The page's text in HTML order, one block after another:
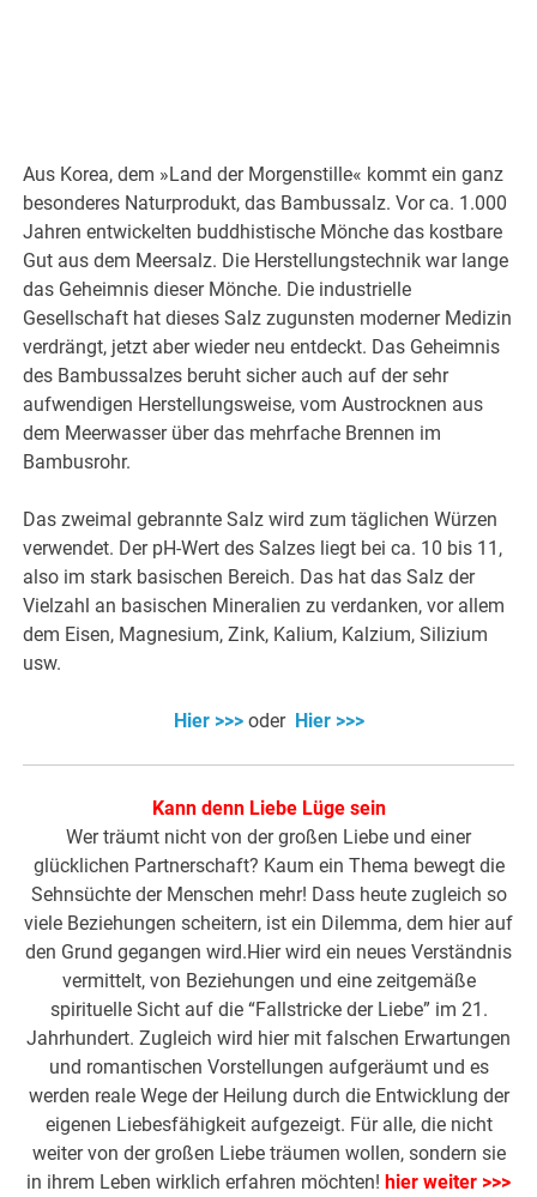
Aus Korea, dem »Land der Morgenstille« kommt ein ganz
besonderes Naturprodukt, das Bambussalz. Vor ca. 1.000
Jahren entwickelten buddhistische Mönche das kostbare
Gut aus dem Meersalz. Die Herstellungstechnik war lange
das Geheimnis dieser Mönche. Die industrielle
Gesellschaft hat dieses Salz zugunsten moderner Medizin
verdrängt, jetzt aber wieder neu entdeckt. Das Geheimnis
des Bambussalzes beruht sicher auch auf der sehr
aufwendigen Herstellungsweise, vom Austrocknen aus
dem Meerwasser über das mehrfache Brennen im
Bambusrohr.
Das zweimal gebrannte Salz wird zum täglichen Würzen
verwendet. Der pH-Wert des Salzes liegt bei ca. 10 bis 11,
also im stark basischen Bereich. Das hat das Salz der
Vielzahl an basischen Mineralien zu verdanken, vor allem
dem Eisen, Magnesium, Zink, Kalium, Kalzium, Silizium
usw.
Hier >>>oder Hier >>>
Kann denn Liebe Lüge sein
Wer träumt nicht von der großen Liebe und einer
glücklichen Partnerschaft? Kaum ein Thema bewegt die
Sehnsüchte der Menschen mehr! Dass heute zugleich so
viele Beziehungen scheitern, ist ein Dilemma, dem hier auf
den Grund gegangen wird.Hier wird ein neues Verständnis
vermittelt, von Beziehungen und eine zeitgemäße
spirituelle Sicht auf die “Fallstricke der Liebe” im 21.
Jahrhundert. Zugleich wird hier mit falschen Erwartungen
und romantischen Vorstellungen aufgeräumt und es
werden reale Wege der Heilung durch die Entwicklung der
eigenen Liebesfähigkeit aufgezeigt. Für alle, die nicht
weiter von der großen Liebe träumen wollen, sondern sie
in ihrem Leben wirklich erfahren möchten! hier weiter >>>